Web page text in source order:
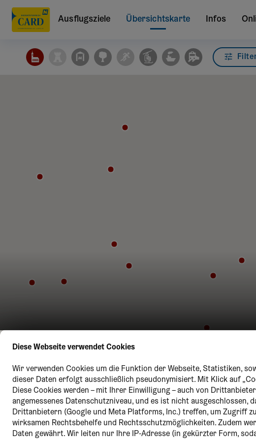
Diese Webseite verwendet Cookies
Wir verwenden Cookies um die Funktion der Webseite, Statistiken,
dieser Daten erfolgt ausschließlich pseudonymisiert. Mit Klick auf
Diese Cookies werden – mit Ihrer Einwilligung – auch von
angemessenes Datenschutzniveau, und es ist nicht
Drittanbietern (Google und Meta Platforms, Inc.) treffen, um Zugriff
wirksamen Rechtsbehelfe und Rechtsschutzmöglichkeiten. Zudem
Daten gewährt. Wir leiten nur Ihre IP-Adresse (in gekürzter Form,
Ausflugsziele Übersichtskarte Infos